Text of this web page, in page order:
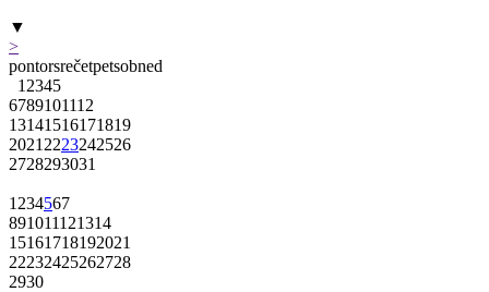
▼
>
pontorsrečetpetsobned
1 2345
6789101112
13141516171819
2021 2223242526
2728293031
1 234567
891011121314
15161718192021
22232425262728
2930